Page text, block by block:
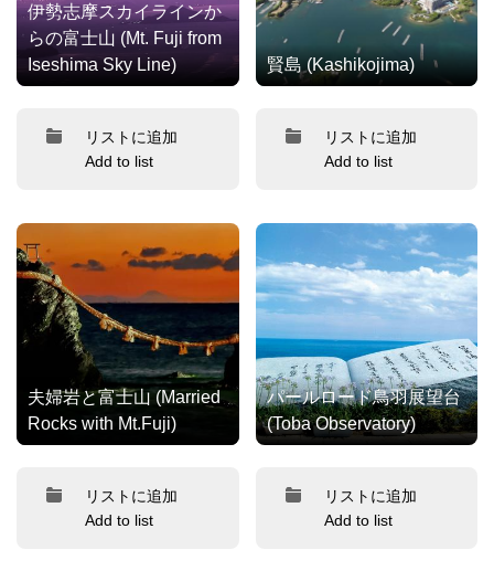
伊勢志摩スカイラインか
らの富士山 (Mt. Fuji from
Iseshima Sky Line)
リストに追加
Add to list
賢島 (Kashikojima)
リストに追加
Add to list
夫婦岩と富士山 (Married
Rocks with Mt.Fuji)
リストに追加
Add to list
パールロード鳥羽展望台
(Toba Observatory)
リストに追加
Add to list